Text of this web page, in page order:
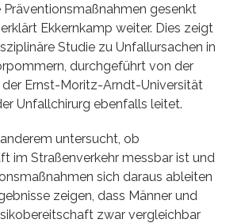
gesenkt
Ekkernkamp weiter. Dies zeigt
Studie zu Unfallursachen in
durchgeführt von der
Ernst-Moritz-Arndt-Universität
Unfallchirurg ebenfalls leitet.
untersucht, ob
im Straßenverkehr messbar ist und
sich daraus ableiten
zeigen, dass Männer und
zwar vergleichbar